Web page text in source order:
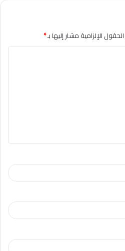
الحقول الإلزامية مشار إليها بـ*